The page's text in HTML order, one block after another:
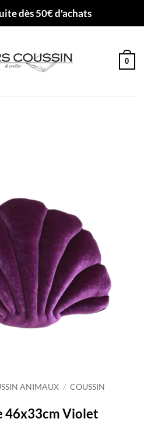
dès 50€ d'achats
0
ANIMAUX / COUSSIN
46x33cm Violet